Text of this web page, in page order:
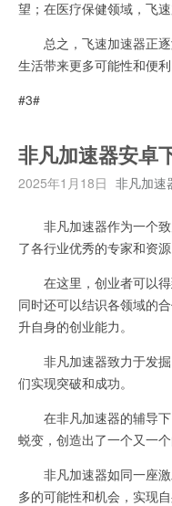
望；在医疗保健领域，飞
总之，飞速加速器正逐
生活带来更多可能性和便利
#3#
非凡加速器安卓
2025年1月18日 非凡加速
非凡加速器作为一个致
了各行业优秀的专家和资
在这里，创业者可以得
同时还可以结识各领域的
升自身的创业能力。
非凡加速器致力于发掘
们实现突破和成功。
在非凡加速器的辅导下
蜕变，创造出了一个又一个
非凡加速器如同一座激
多的可能性和机会，实现自